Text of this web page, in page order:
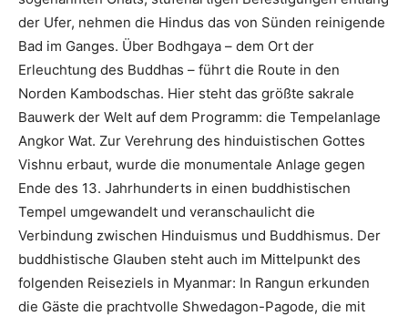
der Ufer, nehmen die Hindus das von Sünden reinigende
Bad im Ganges. Über Bodhgaya – dem Ort der
Erleuchtung des Buddhas – führt die Route in den
Norden Kambodschas. Hier steht das größte sakrale
Bauwerk der Welt auf dem Programm: die Tempelanlage
Angkor Wat. Zur Verehrung des hinduistischen Gottes
Vishnu erbaut, wurde die monumentale Anlage gegen
Ende des 13. Jahrhunderts in einen buddhistischen
Tempel umgewandelt und veranschaulicht die
Verbindung zwischen Hinduismus und Buddhismus. Der
buddhistische Glauben steht auch im Mittelpunkt des
folgenden Reiseziels in Myanmar: In Rangun erkunden
die Gäste die prachtvolle Shwedagon-Pagode, die mit